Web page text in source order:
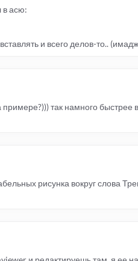
в асю:
и всего делов-то..
так намного быстрее
рисунка вокруг слова